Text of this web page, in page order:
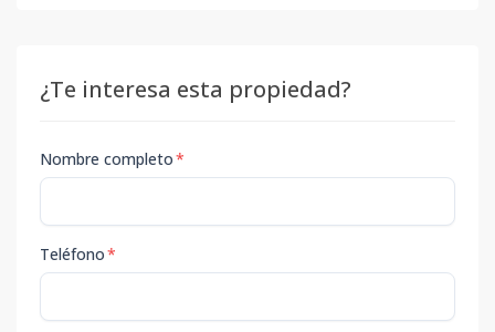
¿Te interesa esta propiedad?
Nombre completo*
Teléfono*